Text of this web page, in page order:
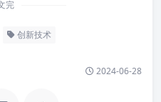
完
创新技术
2024-06-28